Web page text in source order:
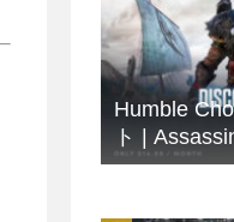
Humble
ト |